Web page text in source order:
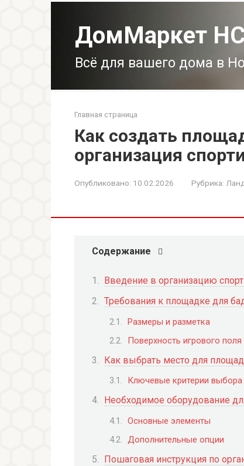
ДомМаркет
Всё для вашего дома в
Главная страница
Как создать
организация
Опубликовано: 10.02.2026 Рубрика:
Содержание
Введение в организацию
Требования к площадке для
Размеры и разметка
Поверхность игрового поля
Как выбрать место для
Ключевые критерии выбора
Необходимое оборудование
Основные элементы
Дополнительные опции
Пошаговая инструкция по